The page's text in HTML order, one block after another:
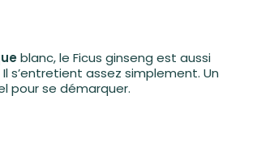
blanc, le Ficus ginseng est aussi
s’entretient assez simplement. Un
pour se démarquer.